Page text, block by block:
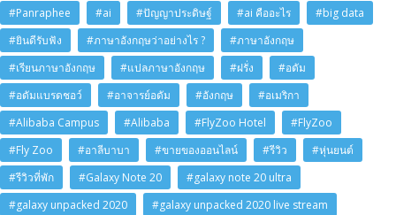
#Panraphee
#ai #ปัญญาประดิษฐ์ #ai คืออะไร
#big data
#ยินดีรับฟัง
#ภาษาอังกฤษว่าอย่างไร ?
#ภาษาอังกฤษ
#เรียนภาษาอังกฤษ
#แปลภาษาอังกฤษ #ฝรั่ง
#อดัม
#อดัมแบรดชอว์
#อาจารย์อดัม #อังกฤษ
#อเมริกา
#Alibaba Campus
#Alibaba #FlyZoo Hotel
#FlyZoo
#Fly Zoo
#อาลีบาบา #ขายของออนไลน์ #รีวิว
#หุ่นยนต์
#รีวิวที่พัก
#Galaxy Note 20
#galaxy note 20 ultra
#galaxy unpacked 2020
#galaxy unpacked 2020 live stream